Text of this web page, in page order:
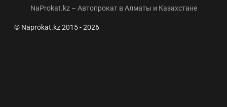
NaProkat.kz – Автопрокат в Алматы и Казахстане
© Naprokat.kz 2015 - 2026